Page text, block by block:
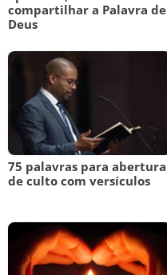
compartilhar a Palavra de
Deus
75 palavras para abertura
de culto com versículos